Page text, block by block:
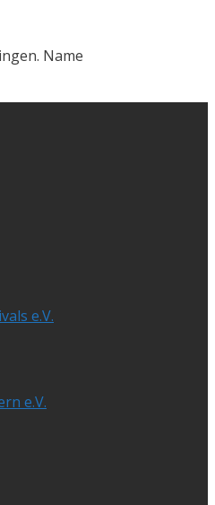
Name
e.V.
e.V.